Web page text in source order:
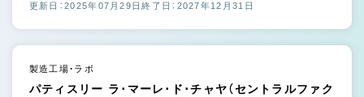
更新日：2025年07月29日終了日：2027年12月31日
製造工場・ラボ
パティスリー ラ･マーレ･ド･チャヤ（セントラルファク